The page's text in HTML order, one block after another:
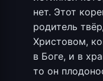
нет. Этот
родитель
Христовом,
в Боге, и в
то он